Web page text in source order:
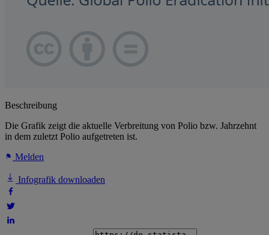
Beschreibung
Die Grafik zeigt die aktuelle Verbreitung von Polio bzw. Jahrzehnt
in dem zuletzt Polio aufgetreten ist.
Melden
Infografik downloaden